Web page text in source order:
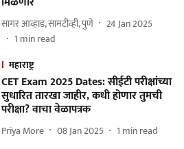
सागर आव्हाड, सामटीव्ही, पुणे
24 Jan 2025
1 min read
महाराष्ट्र
CET Exam 2025 Dates: सीईटी परीक्षांच्या
सुधारित तारखा जाहीर, कधी होणार तुमची
परीक्षा? वाचा वेळापत्रक
Priya More 08 Jan 2025 1 min read